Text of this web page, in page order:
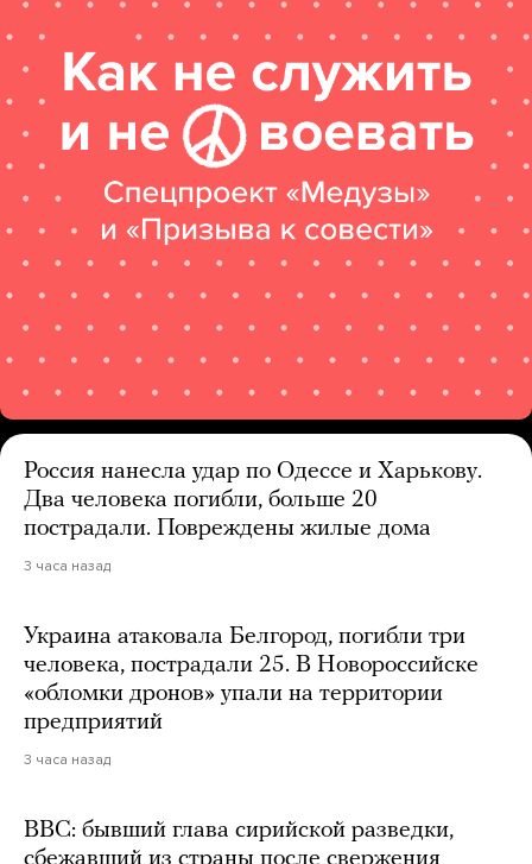
Россия нанесла удар по Одессе и Харькову.
Два человека погибли, больше 20
пострадали. Повреждены жилые дома
3 часа назад
Украина атаковала Белгород, погибли три
человека, пострадали 25. В Новороссийске
«обломки дронов» упали на территории
предприятий
3 часа назад
BBC: бывший глава сирийской разведки,
сбежавший из страны после свержения